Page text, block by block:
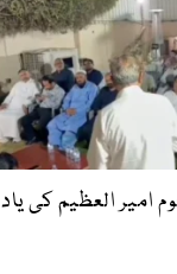
العظیم کی یاد